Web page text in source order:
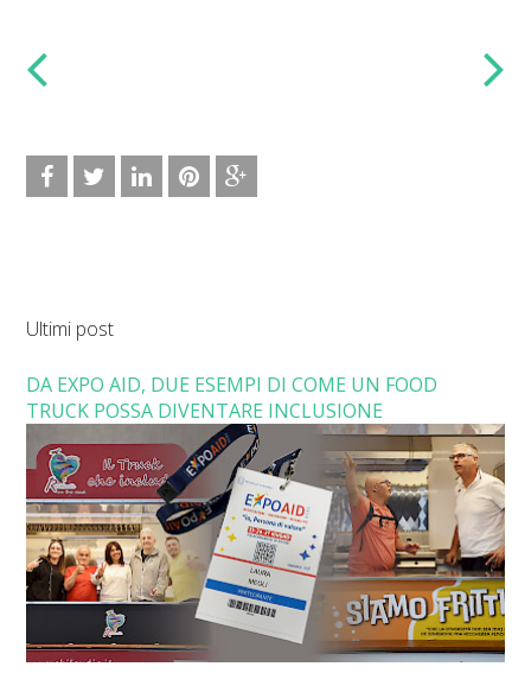
Ultimi post
DA EXPO AID, DUE ESEMPI DI COME UN FOOD
TRUCK POSSA DIVENTARE INCLUSIONE